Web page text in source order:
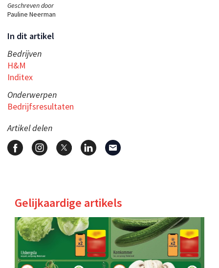
Geschreven door
Pauline Neerman
In dit artikel
Bedrijven
H&M
Inditex
Onderwerpen
Bedrijfsresultaten
Artikel delen
Gelijkaardige artikels